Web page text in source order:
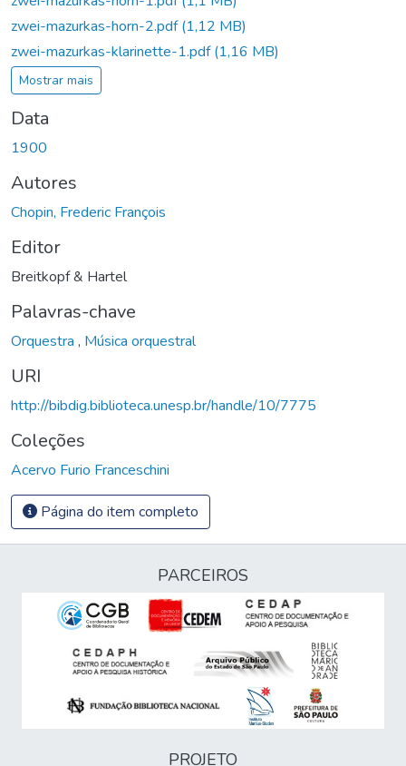
zwei-mazurkas-horn-2.pdf(1,12 MB)
zwei-mazurkas-klarinette-1.pdf(1,16 MB)
Mostrar mais
Data
1900
Autores
Chopin, Frederic François
Editor
Breitkopf & Hartel
Palavras-chave
Orquestra , Música orquestral
URI
http://bibdig.biblioteca.unesp.br/handle/10/7775
Coleções
Acervo Furio Franceschini
Página do item completo
PARCEIROS
PROJETO